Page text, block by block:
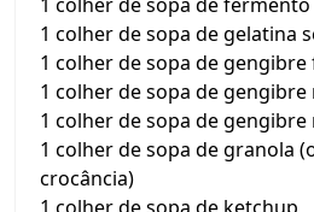
1 colher de sopa de gelatina
1 colher de sopa de
1 colher de sopa de gengibre
1 colher de sopa de
1 colher de sopa de granola
crocância)